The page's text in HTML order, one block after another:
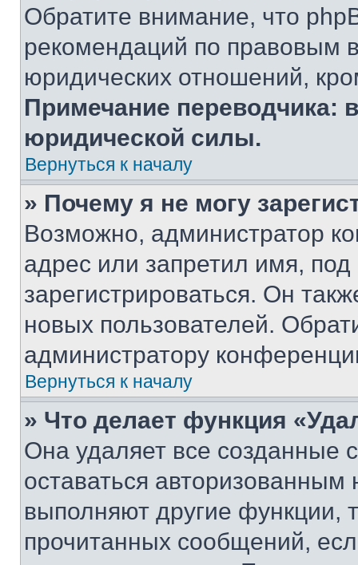
Обратите внимание, что
рекомендаций по правовым
юридических отношений,
Примечание переводчика:
юридической силы.
Вернуться к началу
» Почему я не могу
Возможно, администратор
адрес или запретил имя,
зарегистрироваться. Он
новых пользователей.
администратору
Вернуться к началу
» Что делает функция
Она удаляет все созданные
оставаться
выполняют другие функции,
прочитанных сообщений,